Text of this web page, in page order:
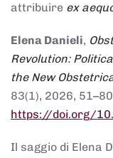
attribuire ex
Elena Danieli,
Revolution:
the New
83(1), 2026,
https://doi.org/
Il saggio di Elena